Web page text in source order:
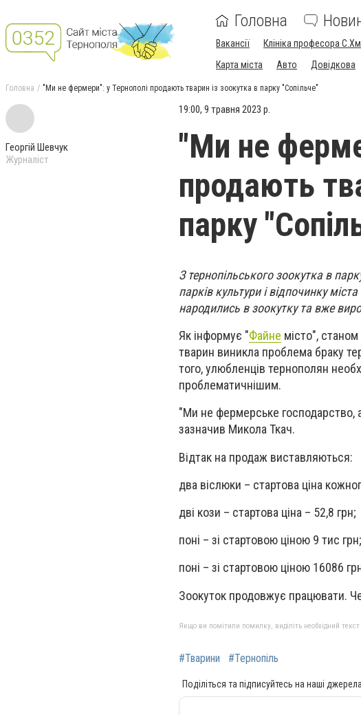
Головна
Вакансії Клініка професора
Карта міста
Авто Довідкова
Головна "Ми не фермери": у Тернополі продають тварин із зоокутка в парку "Сопільче"
Георгій Шевчук
Журналіст
19:00, 9 травня 2023 р.
"Ми не
продають
парку
З тернопільського зоокутка в
парків культури і відпочинку
народились в зоокутку та вже
Як інформує "Файне місто",
тварин виникла проблема браку
того, улюбленців тернополян
проблематичнішим.
"Ми не фермерське господарство,
зазначив Микола Ткач.
Відтак на продаж виставляються:
два віслюки – стартова ціна
дві кози – стартова ціна – 52,8 грн;
поні – зі стартовою ціною 9 тис грн;
поні – зі стартовою ціною 16086
Зоокуток продовжує працювати.
Якщо ви помітили помилку, виділіть необхідний
#Тварини #Тернопіль
Поділіться та підписуйтесь на наші джерела